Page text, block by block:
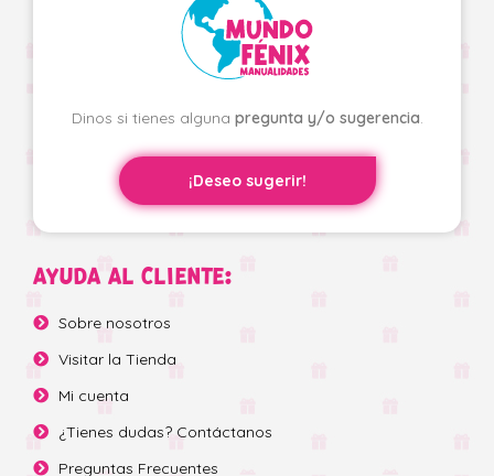
Dinos si tienes alguna pregunta y/o sugerencia.
¡Deseo sugerir!
AYUDA AL CLIENTE:
Sobre nosotros
Visitar la Tienda
Mi cuenta
¿Tienes dudas? Contáctanos
Preguntas Frecuentes